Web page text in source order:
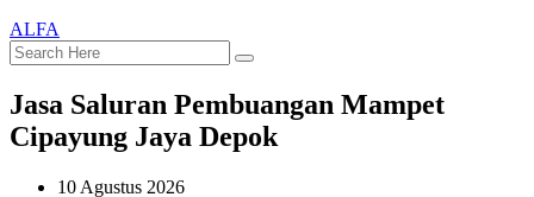
ALFA
Jasa Saluran Pembuangan Mampet
Cipayung Jaya Depok
10 Agustus 2026